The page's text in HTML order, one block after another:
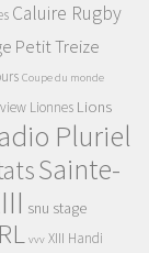
Caluire Rugby
Petit Treize
Coupe du monde
Lionnes Lions
Pluriel
Sainte-
snu stage
vvv XIII Handi